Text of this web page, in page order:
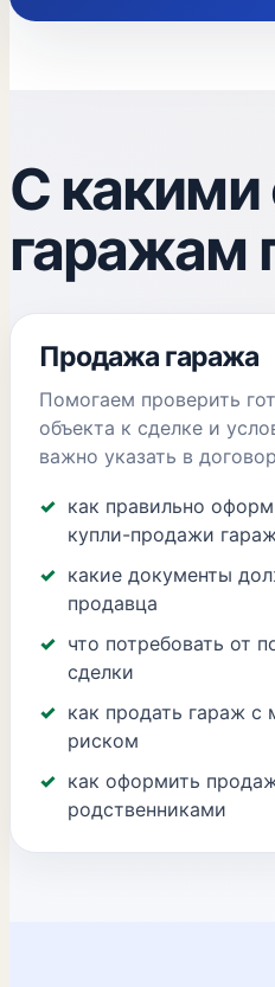
С какими
гаражам
Продажа гаража
Помогаем проверить
объекта к сделке и
важно указать в
как правильно
купли-продажи
какие документы
продавца
что потребовать от
сделки
как продать гараж
риском
как оформить
родственниками